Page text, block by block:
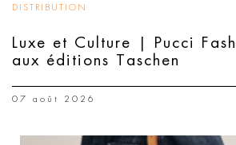
DISTRIBUTION
Luxe et Culture | Pucci
aux éditions Taschen
07 août 2026